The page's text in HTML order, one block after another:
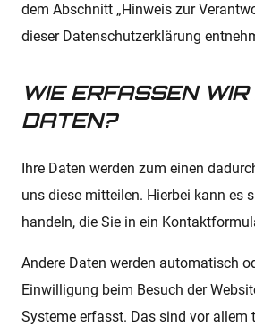
dem Abschnitt „Hinweis zur
dieser Datenschutzerklärung
WIE ERFASSEN WIR
DATEN?
Ihre Daten werden zum einen
uns diese mitteilen. Hierbei kann es
handeln, die Sie in ein
Andere Daten werden automatisch
Einwilligung beim Besuch der
Systeme erfasst. Das sind vor allem